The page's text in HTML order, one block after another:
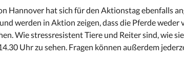
Hannover hat sich für den Aktionstag ebenfalls
werden in Aktion zeigen, dass die Pferde weder
Wie stressresistent Tiere und Reiter sind, wie
Uhr zu sehen. Fragen können außerdem